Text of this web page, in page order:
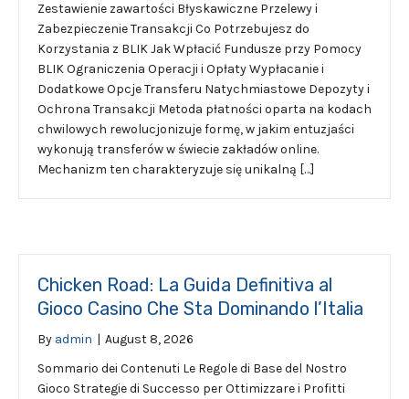
Zestawienie zawartości Błyskawiczne Przelewy i
Zabezpieczenie Transakcji Co Potrzebujesz do
Korzystania z BLIK Jak Wpłacić Fundusze przy Pomocy
BLIK Ograniczenia Operacji i Opłaty Wypłacanie i
Dodatkowe Opcje Transferu Natychmiastowe Depozyty i
Ochrona Transakcji Metoda płatności oparta na kodach
chwilowych rewolucjonizuje formę, w jakim entuzjaści
wykonują transferów w świecie zakładów online.
Mechanizm ten charakteryzuje się unikalną […]
Chicken Road: La Guida Definitiva al
Gioco Casino Che Sta Dominando l’Italia
By admin | August 8, 2026
Sommario dei Contenuti Le Regole di Base del Nostro
Gioco Strategie di Successo per Ottimizzare i Profitti